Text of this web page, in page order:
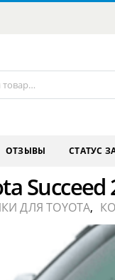
ОТЗЫВЫ СТАТУС
Succeed
ДЛЯ TOYOTA,